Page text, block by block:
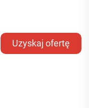
Uzyskaj ofertę